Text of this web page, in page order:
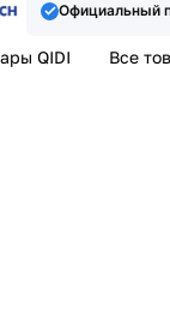
Официальный
QIDI Все